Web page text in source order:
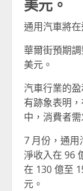
通用汽車將
華爾街預期
美元。
汽車行業的
有跡象表明
中，消費者
7 月份，通
淨收入在 96
在 130 億至
元。